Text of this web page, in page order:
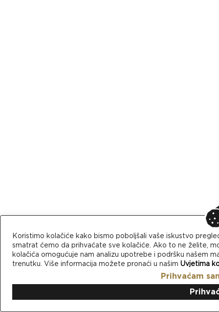
Koristimo kolačiće kako bismo poboljšali vaše iskustvo
smatrat ćemo da prihvaćate sve kolačiće. Ako to ne želite,
kolačića omogućuje nam analizu upotrebe i podršku našem
trenutku. Više informacija možete pronaći u našim Uvjetima
Prihvaćam